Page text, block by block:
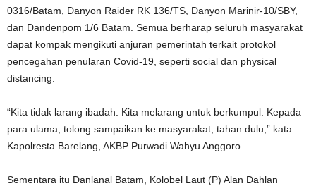
0316/Batam, Danyon Raider RK 136/TS, Danyon Marinir-10/SBY,
dan Dandenpom 1/6 Batam. Semua berharap seluruh masyarakat
dapat kompak mengikuti anjuran pemerintah terkait protokol
pencegahan penularan Covid-19, seperti social dan physical
distancing.
“Kita tidak larang ibadah. Kita melarang untuk berkumpul. Kepada
para ulama, tolong sampaikan ke masyarakat, tahan dulu,” kata
Kapolresta Barelang, AKBP Purwadi Wahyu Anggoro.
Sementara itu Danlanal Batam, Kolobel Laut (P) Alan Dahlan